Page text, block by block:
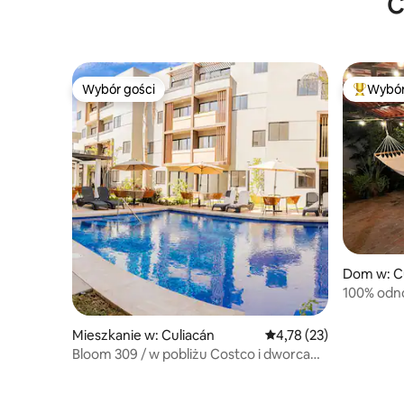
Wybór gości
Wybór gości
Mieszkanie w: Culiacán Średnia ocena: 4,78
4,78 (23)
Bloom 309 / w pobliżu Costco i dworca
Dom w:
100%